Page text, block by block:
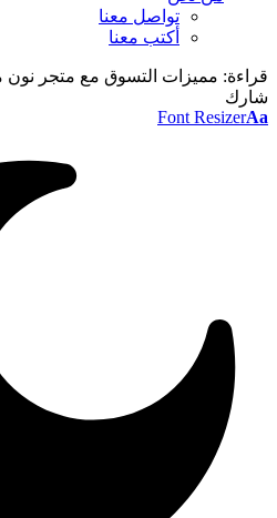
تواصل معنا
أكتب معنا
قراءة: مميزات التسوق مع متجر نون
شارك
Font ResizerAa